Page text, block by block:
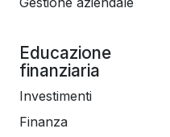
Educazione
finanziaria
Investimenti
Finanza